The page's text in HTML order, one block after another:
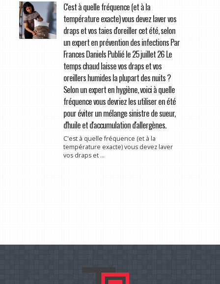
C'est à quelle fréquence (et à la
température exacte) vous devez laver vos
draps et vos taies d'oreiller cet été, selon
un expert en prévention des infections Par
Frances Daniels Publié le 25 juillet 26 Le
temps chaud laisse vos draps et vos
oreillers humides la plupart des nuits ?
Selon un expert en hygiène, voici à quelle
fréquence vous devriez les utiliser en été
pour éviter un mélange sinistre de sueur,
d'huile et d'accumulation d'allergènes.
C'est à quelle fréquence (et à la
température exacte) vous devez laver
vos draps et ...